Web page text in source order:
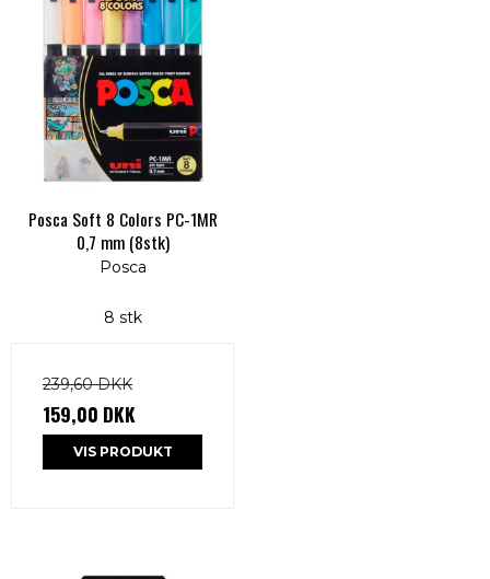
Posca Soft 8 Colors PC-1MR
0,7 mm (8stk)
Posca
8 stk
239,60 DKK
159,00 DKK
VIS PRODUKT